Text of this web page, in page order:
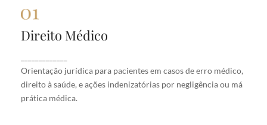
Direito Médico
Orientação jurídica para pacientes em casos de erro médico,
direito à saúde, e ações indenizatórias por negligência ou má
prática médica.
Direito Médico
erro médico, direito à saúde, e ações indenizatórias
por negligência ou má prática médica.